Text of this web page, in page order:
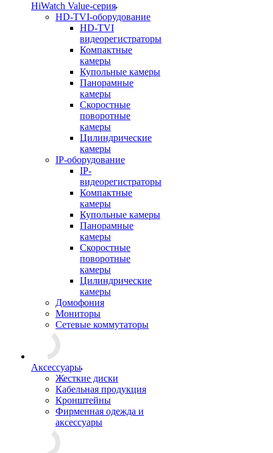
HiWatch Value-серия
HD-TVI-оборудование
HD-TVI
видеорегистраторы
Компактные
камеры
Купольные камеры
Панорамные
камеры
Скоростные
поворотные
камеры
Цилиндрические
камеры
IP-оборудование
IP-
видеорегистраторы
Компактные
камеры
Купольные камеры
Панорамные
камеры
Скоростные
поворотные
камеры
Цилиндрические
камеры
Домофония
Мониторы
Сетевые коммутаторы
Аксессуары
Жесткие диски
Кабельная продукция
Кронштейны
Фирменная одежда и
аксессуары